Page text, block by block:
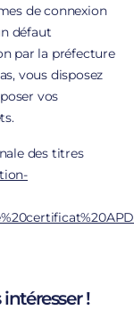
de connexion
défaut
par la préfecture
vous disposez
vos
des titres
!